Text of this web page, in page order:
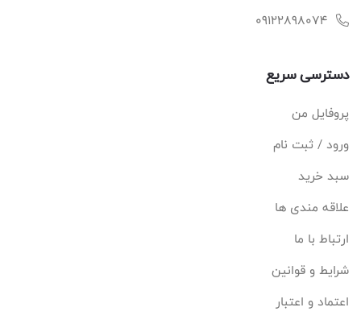
09122898074
دسترسی سریع
پروفایل من
ورود / ثبت نام
سبد خرید
علاقه مندی ها
ارتباط با ما
شرایط و قوانین
اعتماد و اعتبار